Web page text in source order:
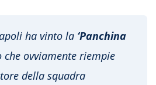
ha vinto la ‘Panchina
che ovviamente riempie
della squadra